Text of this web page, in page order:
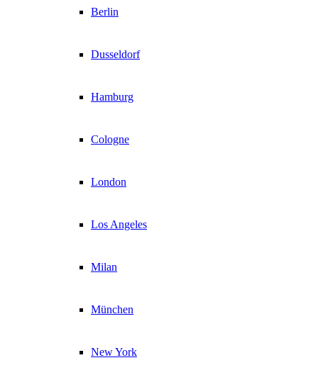
Berlin
Dusseldorf
Hamburg
Cologne
London
Los Angeles
Milan
München
New York